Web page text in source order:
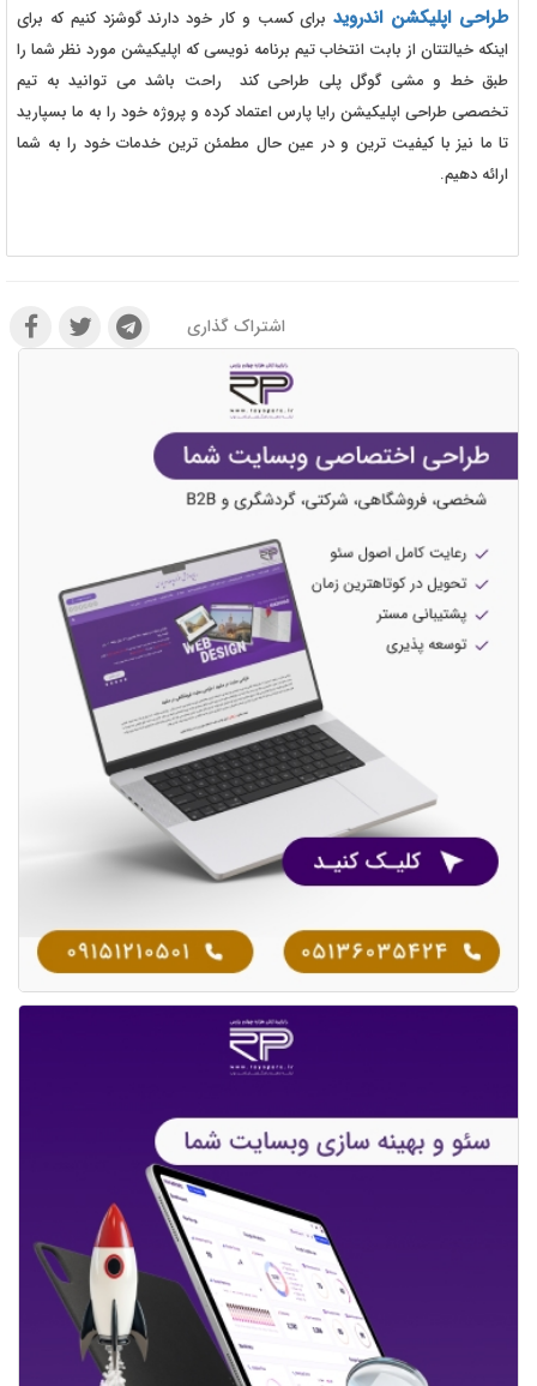
طراحی اپلیکشن اندرویدبرای کسب و کار خود دارند گوشزد کنیم که برای
اینکه خیالتتان از بابت انتخاب تیم برنامه نویسی که اپلیکیشن مورد نظر شما را
طبق خط و مشی گوگل پلی طراحی کند راحت باشد می توانید به تیم
تخصصی طراحی اپلیکیشن رایا پارس اعتماد کرده و پروژه خود را به ما بسپارید
تا ما نیز با کیفیت ترین و در عین حال مطمئن ترین خدمات خود را به شما
ارائه دهیم.
اشتراک گذاری